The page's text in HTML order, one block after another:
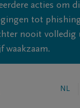
acties om
tot
nooit volledig
waakzaam.
NL